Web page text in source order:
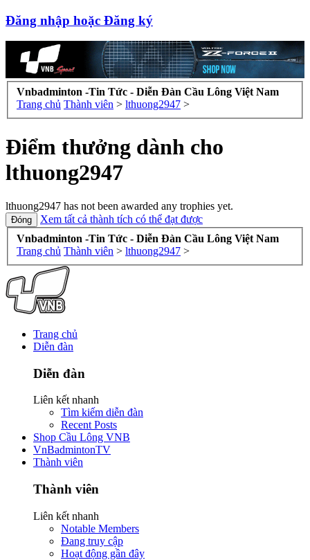
Đăng nhập hoặc Đăng ký
Vnbadminton -Tin Tức - Diễn Đàn Cầu Lông Việt Nam
Trang chủ Thành viên > lthuong2947 >
Điểm thưởng dành cho
lthuong2947
lthuong2947 has not been awarded any trophies yet.
Xem tất cả thành tích có thể đạt được
Vnbadminton -Tin Tức - Diễn Đàn Cầu Lông Việt Nam
Trang chủ Thành viên > lthuong2947 >
Trang chủ
Diễn đàn
Diễn đàn
Liên kết nhanh
Tìm kiếm diễn đàn
Recent Posts
Shop Cầu Lông VNB
VnBadmintonTV
Thành viên
Thành viên
Liên kết nhanh
Notable Members
Đang truy cập
Hoạt động gần đây